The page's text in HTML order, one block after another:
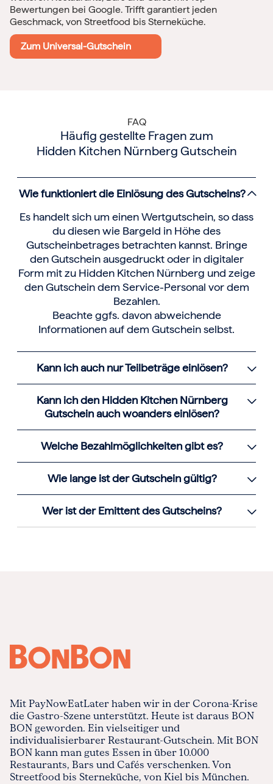
Bewertungen bei Google. Trifft garantiert jeden
Geschmack, von Streetfood bis Sterneküche.
Zum Universal-Gutschein
FAQ
Häufig gestellte Fragen zum
Hidden Kitchen Nürnberg Gutschein
Wie funktioniert die Einlösung des Gutscheins?
Es handelt sich um einen Wertgutschein, so dass
du diesen wie Bargeld in Höhe des
Gutscheinbetrages betrachten kannst. Bringe
den Gutschein ausgedruckt oder in digitaler
Form mit zu Hidden Kitchen Nürnberg und zeige
den Gutschein dem Service-Personal vor dem
Bezahlen.
Beachte ggfs. davon abweichende
Informationen auf dem Gutschein selbst.
Kann ich auch nur Teilbeträge einlösen?
Kann ich den Hidden Kitchen Nürnberg
Gutschein auch woanders einlösen?
Welche Bezahlmöglichkeiten gibt es?
Wie lange ist der Gutschein gültig?
Wer ist der Emittent des Gutscheins?
Mit PayNowEatLater haben wir in der Corona-Krise
die Gastro-Szene unterstützt. Heute ist daraus BON
BON geworden. Ein vielseitiger und
individualisierbarer Restaurant-Gutschein. Mit BON
BON kann man gutes Essen in über 10.000
Restaurants, Bars und Cafés verschenken. Von
Streetfood bis Sterneküche, von Kiel bis München.